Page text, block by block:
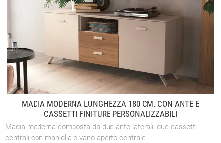
MADIA MODERNA LUNGHEZZA 180 CM. CON ANTE E
CASSETTI FINITURE PERSONALIZZABILI
Madia moderna composta da due ante laterali, due cassetti
centrali con maniglia e vano aperto centrale